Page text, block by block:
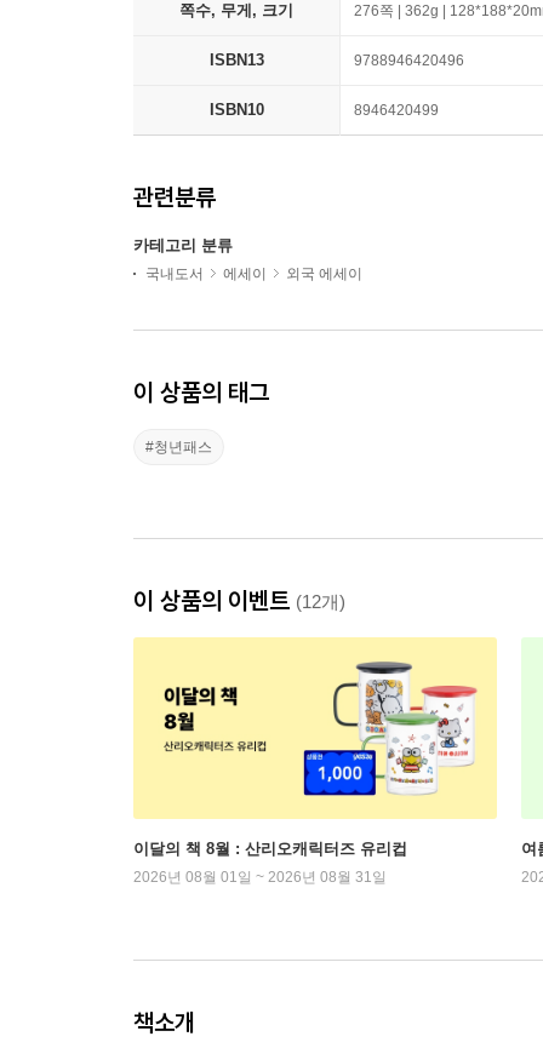
쪽수, 무게, 크기 276쪽 | 362g |
ISBN13 9788946420496
ISBN10 8946420499
관련분류
카테고리 분류
국내도서 에세이 외국 에세이
이 상품의 태그
#청년패스
이 상품의 이벤트 (12개)
이달의 책 8월 : 산리오캐릭터즈 유리컵
2026년 08월 01일 ~ 2026년 08월 31일
여
책소개